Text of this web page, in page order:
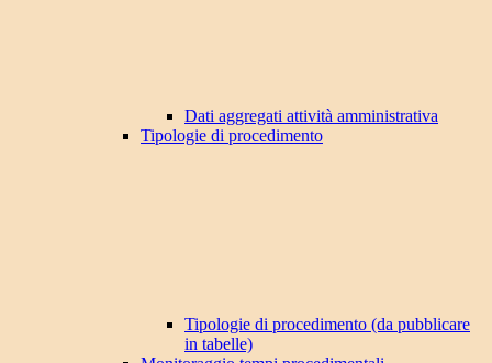
Dati aggregati attività amministrativa
Tipologie di procedimento
Tipologie di procedimento (da pubblicare
in tabelle)